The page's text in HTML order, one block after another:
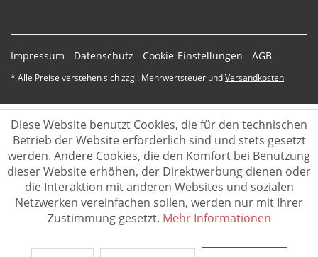
Impressum Datenschutz Cookie-Einstellungen AGB
* Alle Preise verstehen sich zzgl. Mehrwertsteuer undVersandkosten
Diese Website benutzt Cookies, die für den technischen
Betrieb der Website erforderlich sind und stets gesetzt
werden. Andere Cookies, die den Komfort bei Benutzung
dieser Website erhöhen, der Direktwerbung dienen oder
die Interaktion mit anderen Websites und sozialen
Netzwerken vereinfachen sollen, werden nur mit Ihrer
Zustimmung gesetzt. Mehr Informationen